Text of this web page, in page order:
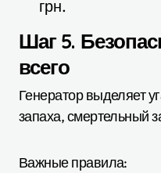
грн.
Шаг 5.
всего
Генератор выделяет
запаха, смертельный
Важные правила: